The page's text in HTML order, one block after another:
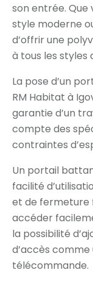
son entrée. Que
style moderne
d’offrir une
à tous les styles
La pose d’un
RM Habitat à
garantie d’un
compte des
contraintes
Un portail
facilité
et de fermeture
accéder
la possibilité
d’accès
télécommande.